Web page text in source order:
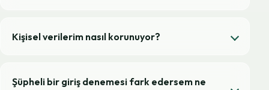
Kişisel verilerim nasıl korunuyor?
Şüpheli bir giriş denemesi fark edersem ne